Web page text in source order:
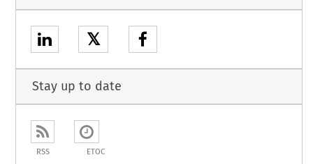
𝕏
Stay up to date
RSS ETOC